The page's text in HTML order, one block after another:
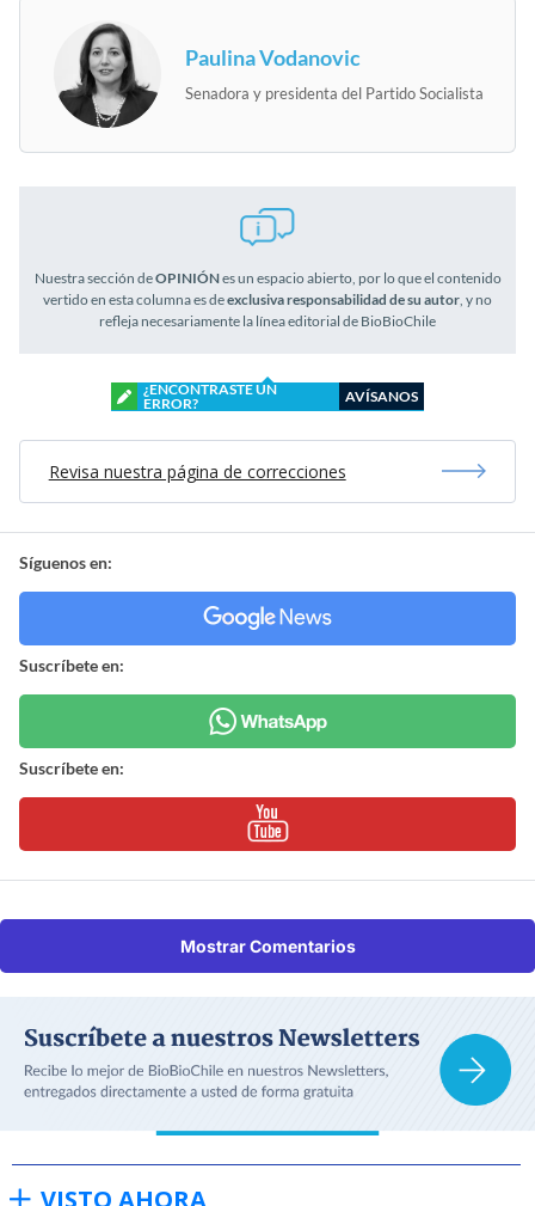
Paulina Vodanovic
Senadora y presidenta del Partido Socialista
Nuestra sección deOPINIÓNes un espacio abierto, por lo que el contenido
vertido en esta columna es deexclusiva responsabilidad de su autor , y no
refleja necesariamente la línea editorial de BioBioChile
¿ENCONTRASTE UN
ERROR?
AVÍSANOS
Revisa nuestra página de correcciones
Síguenos en:
Suscríbete en:
Suscríbete en:
Mostrar Comentarios
VISTO AHORA